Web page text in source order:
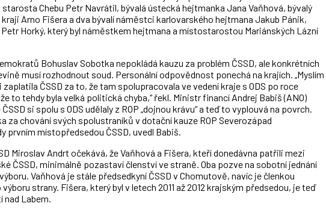
Chebu Petr Navrátil, bývalá ústecká hejtmanka Jana Vaňhová, bývalý
Arno Fišera a dva bývalí náměstci karlovarského hejtmana Jakub Pánik,
Petr Horký, který byl náměstkem hejtmana a místostarostou Mariánských Lázní
Bohuslav Sobotka nepokládá kauzu za problém ČSSD, ale konkrétních
musí rozhodnout soud. Personální odpovědnost ponechá na krajích. „Myslím
ČSSD za to, že tam spolupracovala ve vedení kraje s ODS po roce
to tehdy byla velká politická chyba,“ řekl. Ministr financí Andrej Babiš (ANO)
si spolu s ODS udělaly z ROP „dojnou krávu“ a teď to vyplouvá na povrch.
za chování svých spolustraníků v dotační kauze ROP Severozápad
prvním místopředsedou ČSSD, uvedl Babiš.
Miroslav Andrt očekává, že Vaňhová a Fišera, kteří donedávna patřili mezi
ČSSD, minimálně pozastaví členství ve straně. Oba pozve na sobotní jednání
Vaňhová je stále předsedkyní ČSSD v Chomutově, navíc je členkou
strany. Fišera, který byl v letech 2011 až 2012 krajským předsedou, je teď
nad Labem.